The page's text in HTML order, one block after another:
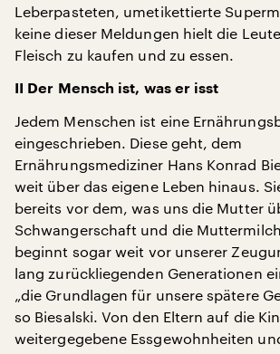
Leberpasteten, umetikettierte
keine dieser Meldungen hielt die
Fleisch zu kaufen und zu essen.
II Der Mensch ist, was er isst
Jedem Menschen ist eine
eingeschrieben. Diese geht, dem
Ernährungsmediziner Hans Konrad
weit über das eigene Leben hinaus.
bereits vor dem, was uns die Mutter
Schwangerschaft und die
beginnt sogar weit vor unserer
lang zurückliegenden Generationen
„die Grundlagen für unsere spätere
so Biesalski. Von den Eltern auf die
weitergegebene Essgewohnheiten